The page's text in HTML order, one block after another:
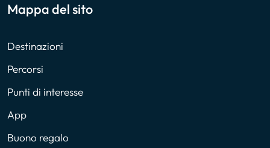
Mappa del sito
Destinazioni
Percorsi
Punti di interesse
App
Buono regalo